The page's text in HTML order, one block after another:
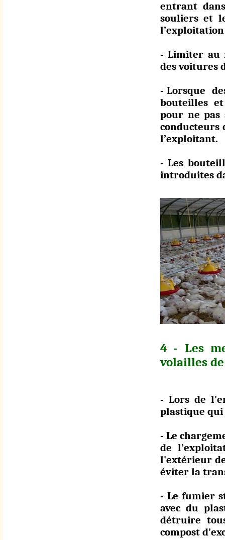
entrant
souliers et
- Limiter au
des voitures
- Lorsque
bouteilles et
pour ne pas
conducteurs
l’exploitant.
- Les
introduites
4 - Les
volailles
- Lors de
plastique
- Le
de
l'extérieur
éviter la
- Le fumier
avec du
détruire
compost